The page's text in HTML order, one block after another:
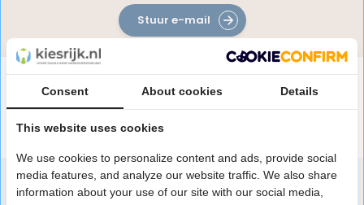
Reviews
Stuur e-mail
Consent About cookies Details
This website uses cookies
We use cookies to personalize content and ads, provide social
media features, and analyze our website traffic. We also share
information about your use of our site with our social media,